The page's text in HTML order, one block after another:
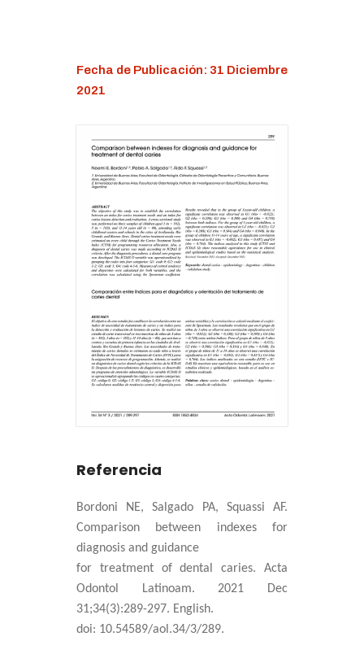
Fecha de Publicación: 31 Diciembre
2021
Referencia
Bordoni NE, Salgado PA, Squassi AF.
Comparison between indexes for
diagnosis and guidance
for treatment of dental caries. Acta
Odontol Latinoam. 2021 Dec
31;34(3):289-297. English.
doi: 10.54589/aol.34/3/289.